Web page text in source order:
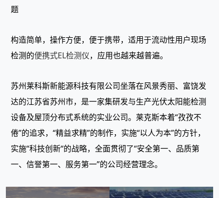
题
构造简单，操作方便，便于携带，适用于流动性用户现场
检测的便携式EL检测仪，应用也越来越普遍。
苏州莱科斯新能源科技有限公司坐落在风景秀丽、富饶发
达的江苏省苏州市，是一家集研发与生产光伏太阳能检测
设备及屋顶分布式系统的实业公司。莱克斯本着“孜孜不
倦”的追求，“精益求精”的制作，实施“以人为本”的方针，
实施“科技创新“的战略，全面贯彻了“安全第一、品质第
一、信誉第一、服务第一”的公司经营理念。